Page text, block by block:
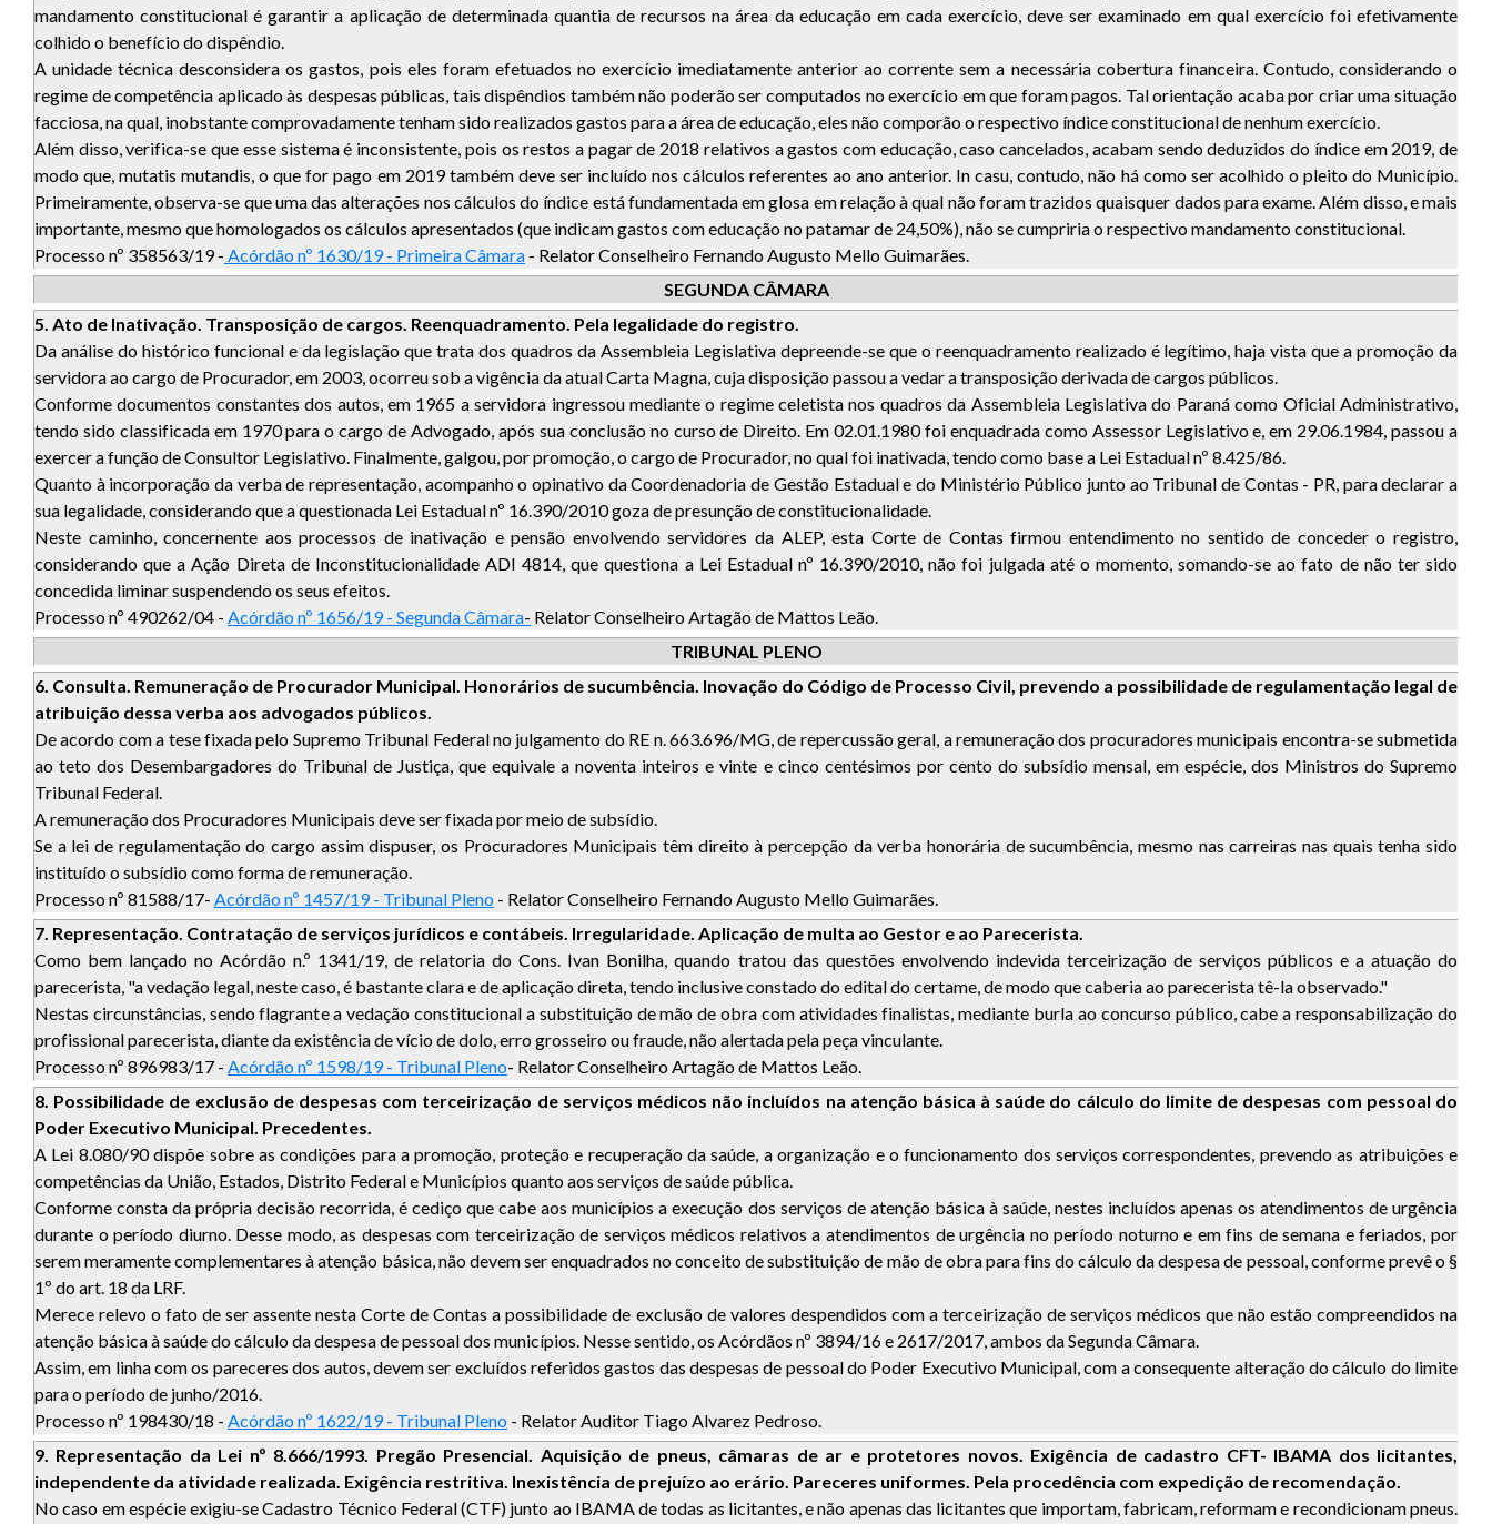
mandamento constitucional é garantir a aplicação de determinada quantia de recursos na área da educação em cada exercício, deve ser examinado em qual exercício foi efetivamente
colhido o benefício do dispêndio.
A unidade técnica desconsidera os gastos, pois eles foram efetuados no exercício imediatamente anterior ao corrente sem a necessária cobertura financeira. Contudo, considerando o
regime de competência aplicado às despesas públicas, tais dispêndios também não poderão ser computados no exercício em que foram pagos. Tal orientação acaba por criar uma situação
facciosa, na qual, inobstante comprovadamente tenham sido realizados gastos para a área de educação, eles não comporão o respectivo índice constitucional de nenhum exercício.
Além disso, verifica-se que esse sistema é inconsistente, pois os restos a pagar de 2018 relativos a gastos com educação, caso cancelados, acabam sendo deduzidos do índice em 2019, de
modo que, mutatis mutandis, o que for pago em 2019 também deve ser incluído nos cálculos referentes ao ano anterior. In casu, contudo, não há como ser acolhido o pleito do Município.
Primeiramente, observa-se que uma das alterações nos cálculos do índice está fundamentada em glosa em relação à qual não foram trazidos quaisquer dados para exame. Além disso, e mais
importante, mesmo que homologados os cálculos apresentados (que indicam gastos com educação no patamar de 24,50%), não se cumpriria o respectivo mandamento constitucional.
Processo nº 358563/19 - Acórdão nº 1630/19 - Primeira Câmara - Relator Conselheiro Fernando Augusto Mello Guimarães.
SEGUNDA CÂMARA
5. Ato de Inativação. Transposição de cargos. Reenquadramento. Pela legalidade do registro.
Da análise do histórico funcional e da legislação que trata dos quadros da Assembleia Legislativa depreende-se que o reenquadramento realizado é legítimo, haja vista que a promoção da
servidora ao cargo de Procurador, em 2003, ocorreu sob a vigência da atual Carta Magna, cuja disposição passou a vedar a transposição derivada de cargos públicos.
Conforme documentos constantes dos autos, em 1965 a servidora ingressou mediante o regime celetista nos quadros da Assembleia Legislativa do Paraná como Oficial Administrativo,
tendo sido classificada em 1970 para o cargo de Advogado, após sua conclusão no curso de Direito. Em 02.01.1980 foi enquadrada como Assessor Legislativo e, em 29.06.1984, passou a
exercer a função de Consultor Legislativo. Finalmente, galgou, por promoção, o cargo de Procurador, no qual foi inativada, tendo como base a Lei Estadual nº 8.425/86.
Quanto à incorporação da verba de representação, acompanho o opinativo da Coordenadoria de Gestão Estadual e do Ministério Público junto ao Tribunal de Contas - PR, para declarar a
sua legalidade, considerando que a questionada Lei Estadual nº 16.390/2010 goza de presunção de constitucionalidade.
Neste caminho, concernente aos processos de inativação e pensão envolvendo servidores da ALEP, esta Corte de Contas firmou entendimento no sentido de conceder o registro,
considerando que a Ação Direta de Inconstitucionalidade ADI 4814, que questiona a Lei Estadual nº 16.390/2010, não foi julgada até o momento, somando-se ao fato de não ter sido
concedida liminar suspendendo os seus efeitos.
Processo nº 490262/04 - Acórdão nº 1656/19 - Segunda Câmara- Relator Conselheiro Artagão de Mattos Leão.
TRIBUNAL PLENO
6. Consulta. Remuneração de Procurador Municipal. Honorários de sucumbência. Inovação do Código de Processo Civil, prevendo a possibilidade de regulamentação legal de
atribuição dessa verba aos advogados públicos.
De acordo com a tese fixada pelo Supremo Tribunal Federal no julgamento do RE n. 663.696/MG, de repercussão geral, a remuneração dos procuradores municipais encontra-se submetida
ao teto dos Desembargadores do Tribunal de Justiça, que equivale a noventa inteiros e vinte e cinco centésimos por cento do subsídio mensal, em espécie, dos Ministros do Supremo
Tribunal Federal.
A remuneração dos Procuradores Municipais deve ser fixada por meio de subsídio.
Se a lei de regulamentação do cargo assim dispuser, os Procuradores Municipais têm direito à percepção da verba honorária de sucumbência, mesmo nas carreiras nas quais tenha sido
instituído o subsídio como forma de remuneração.
Processo nº 81588/17- Acórdão nº 1457/19 - Tribunal Pleno - Relator Conselheiro Fernando Augusto Mello Guimarães.
7. Representação. Contratação de serviços jurídicos e contábeis. Irregularidade. Aplicação de multa ao Gestor e ao Parecerista.
Como bem lançado no Acórdão n.º 1341/19, de relatoria do Cons. Ivan Bonilha, quando tratou das questões envolvendo indevida terceirização de serviços públicos e a atuação do
parecerista, "a vedação legal, neste caso, é bastante clara e de aplicação direta, tendo inclusive constado do edital do certame, de modo que caberia ao parecerista tê-la observado."
Nestas circunstâncias, sendo flagrante a vedação constitucional a substituição de mão de obra com atividades finalistas, mediante burla ao concurso público, cabe a responsabilização do
profissional parecerista, diante da existência de vício de dolo, erro grosseiro ou fraude, não alertada pela peça vinculante.
Processo nº 896983/17 - Acórdão nº 1598/19 - Tribunal Pleno- Relator Conselheiro Artagão de Mattos Leão.
8. Possibilidade de exclusão de despesas com terceirização de serviços médicos não incluídos na atenção básica à saúde do cálculo do limite de despesas com pessoal do
Poder Executivo Municipal. Precedentes.
A Lei 8.080/90 dispõe sobre as condições para a promoção, proteção e recuperação da saúde, a organização e o funcionamento dos serviços correspondentes, prevendo as atribuições e
competências da União, Estados, Distrito Federal e Municípios quanto aos serviços de saúde pública.
Conforme consta da própria decisão recorrida, é cediço que cabe aos municípios a execução dos serviços de atenção básica à saúde, nestes incluídos apenas os atendimentos de urgência
durante o período diurno. Desse modo, as despesas com terceirização de serviços médicos relativos a atendimentos de urgência no período noturno e em fins de semana e feriados, por
serem meramente complementares à atenção básica, não devem ser enquadrados no conceito de substituição de mão de obra para fins do cálculo da despesa de pessoal, conforme prevê o §
1º do art. 18 da LRF.
Merece relevo o fato de ser assente nesta Corte de Contas a possibilidade de exclusão de valores despendidos com a terceirização de serviços médicos que não estão compreendidos na
atenção básica à saúde do cálculo da despesa de pessoal dos municípios. Nesse sentido, os Acórdãos nº 3894/16 e 2617/2017, ambos da Segunda Câmara.
Assim, em linha com os pareceres dos autos, devem ser excluídos referidos gastos das despesas de pessoal do Poder Executivo Municipal, com a consequente alteração do cálculo do limite
para o período de junho/2016.
Processo nº 198430/18 - Acórdão nº 1622/19 - Tribunal Pleno - Relator Auditor Tiago Alvarez Pedroso.
9. Representação da Lei nº 8.666/1993. Pregão Presencial. Aquisição de pneus, câmaras de ar e protetores novos. Exigência de cadastro CFT- IBAMA dos licitantes,
independente da atividade realizada. Exigência restritiva. Inexistência de prejuízo ao erário. Pareceres uniformes. Pela procedência com expedição de recomendação.
No caso em espécie exigiu-se Cadastro Técnico Federal (CTF) junto ao IBAMA de todas as licitantes, e não apenas das licitantes que importam, fabricam, reformam e recondicionam pneus.